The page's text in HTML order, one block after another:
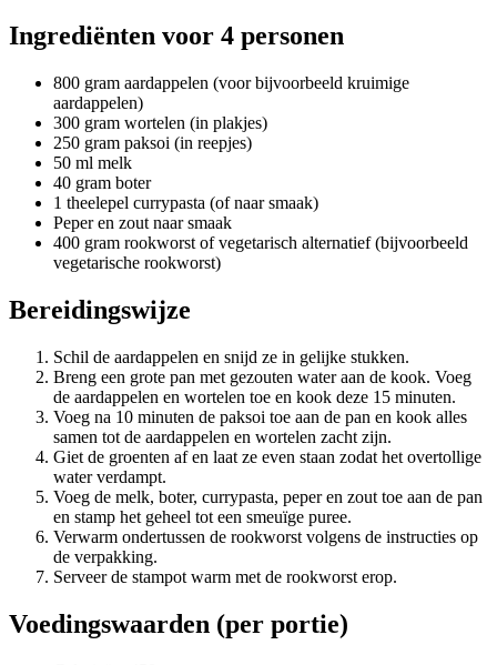
Ingrediënten voor 4 personen
800 gram aardappelen (voor bijvoorbeeld kruimige
aardappelen)
300 gram wortelen (in plakjes)
250 gram paksoi (in reepjes)
50 ml melk
40 gram boter
1 theelepel currypasta (of naar smaak)
Peper en zout naar smaak
400 gram rookworst of vegetarisch alternatief (bijvoorbeeld
vegetarische rookworst)
Bereidingswijze
Schil de aardappelen en snijd ze in gelijke stukken.
Breng een grote pan met gezouten water aan de kook. Voeg
de aardappelen en wortelen toe en kook deze 15 minuten.
Voeg na 10 minuten de paksoi toe aan de pan en kook alles
samen tot de aardappelen en wortelen zacht zijn.
Giet de groenten af en laat ze even staan zodat het overtollige
water verdampt.
Voeg de melk, boter, currypasta, peper en zout toe aan de pan
en stamp het geheel tot een smeuïge puree.
Verwarm ondertussen de rookworst volgens de instructies op
de verpakking.
Serveer de stampot warm met de rookworst erop.
Voedingswaarden (per portie)